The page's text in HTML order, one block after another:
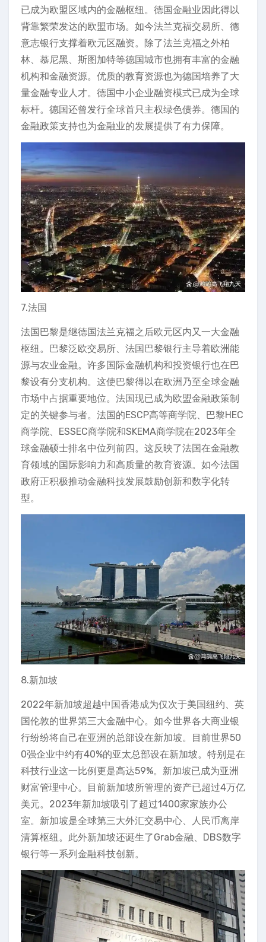
已成为欧盟区域内的金融枢纽。德国金融业因此得以
背靠繁荣发达的欧盟市场。如今法兰克福交易所、德
意志银行支撑着欧元区融资。除了法兰克福之外柏
林、慕尼黑、斯图加特等德国城市也拥有丰富的金融
机构和金融资源。优质的教育资源也为德国培养了大
量金融专业人才。德国中小企业融资模式已成为全球
标杆。德国还曾发行全球首只主权绿色债券。德国的
金融政策支持也为金融业的发展提供了有力保障。
7.法国
法国巴黎是继德国法兰克福之后欧元区内又一大金融
枢纽。巴黎泛欧交易所、法国巴黎银行主导着欧洲能
源与农业金融。许多国际金融机构和投资银行也在巴
黎设有分支机构。这使巴黎得以在欧洲乃至全球金融
市场中占据重要地位。法国现已成为欧盟金融政策制
定的关键参与者。法国的ESCP高等商学院、巴黎HEC
商学院、ESSEC商学院和SKEMA商学院在2023年全
球金融硕士排名中位列前四。这反映了法国在金融教
育领域的国际影响力和高质量的教育资源。如今法国
政府正积极推动金融科技发展鼓励创新和数字化转
型。
8.新加坡
2022年新加坡超越中国香港成为仅次于美国纽约、英
国伦敦的世界第三大金融中心。如今世界各大商业银
行纷纷将自己在亚洲的总部设在新加坡。目前世界50
0强企业中约有40%的亚太总部设在新加坡。特别是在
科技行业这一比例更是高达59%。新加坡已成为亚洲
财富管理中心。目前新加坡所管理的资产已超过4万亿
美元。2023年新加坡吸引了超过1400家家族办公
室。新加坡是全球第三大外汇交易中心、人民币离岸
清算枢纽。此外新加坡还诞生了Grab金融、DBS数字
银行等一系列金融科技创新。